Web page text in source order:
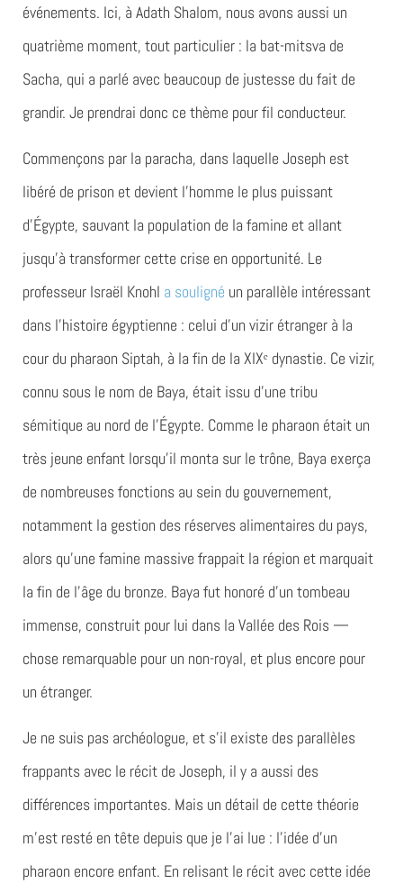
événements. Ici, à Adath Shalom, nous avons aussi un
quatrième moment, tout particulier : la bat-mitsva de
Sacha, qui a parlé avec beaucoup de justesse du fait de
grandir. Je prendrai donc ce thème pour fil conducteur.
Commençons par la paracha, dans laquelle Joseph est
libéré de prison et devient l’homme le plus puissant
d’Égypte, sauvant la population de la famine et allant
jusqu’à transformer cette crise en opportunité. Le
professeur Israël Knohl a souligné un parallèle intéressant
dans l’histoire égyptienne : celui d’un vizir étranger à la
cour du pharaon Siptah, à la fin de la XIXᵉ dynastie. Ce vizir,
connu sous le nom de Baya, était issu d’une tribu
sémitique au nord de l’Égypte. Comme le pharaon était un
très jeune enfant lorsqu’il monta sur le trône, Baya exerça
de nombreuses fonctions au sein du gouvernement,
notamment la gestion des réserves alimentaires du pays,
alors qu’une famine massive frappait la région et marquait
la fin de l’âge du bronze. Baya fut honoré d’un tombeau
immense, construit pour lui dans la Vallée des Rois —
chose remarquable pour un non-royal, et plus encore pour
un étranger.
Je ne suis pas archéologue, et s’il existe des parallèles
frappants avec le récit de Joseph, il y a aussi des
différences importantes. Mais un détail de cette théorie
m’est resté en tête depuis que je l’ai lue : l’idée d’un
pharaon encore enfant. En relisant le récit avec cette idée